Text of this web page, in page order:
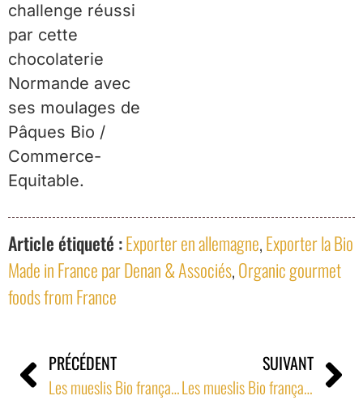
challenge réussi
par cette
chocolaterie
Normande avec
ses moulages de
Pâques Bio /
Commerce-
Equitable.
Article étiqueté :Exporter en allemagne,Exporter la Bio
Made in France par Denan & Associés,Organic gourmet
foods from France
PRÉCÉDENT
Les mueslis Bio français de graines germées en GMS hollandaise
SUIVANT
Les mueslis Bio français de graines germées en GMS hollandaise